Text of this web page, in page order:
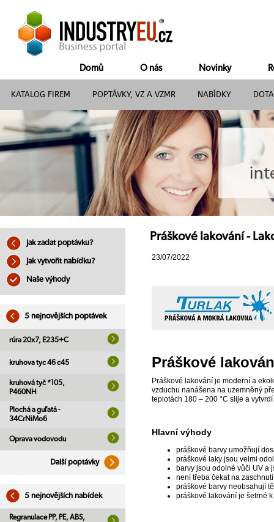
Domů O nás Novinky
KATALOG FIREM POPTÁVKY, VZ A VZMR NABÍDKY
Jak zadat poptávku?
Jak vytvořit nabídku?
Naše výhody
5 nejnovějších poptávek
rúra 20x7, E235+C
kruhova tyc 46 c45
kruhová tyč *105,
P460NH
Plochá a guľatá -
34CrNiMo6
Oprava vodovodu
Další poptávky
5 nejnovějších nabídek
Regranulace PP, PE, ABS,
Práškové lakování -
23/07/2022
Práškové
Práškové lakování je moderní a
vzduchu nanášena na uzemněný
teplotách 180 – 200 °C slije a
Hlavní výhody
práškové barvy umožňují
práškové laky jsou velmi
barvy jsou odolné vůči UV a
není třeba čekat na
práškové barvy neobsahují
práškové lakování je šetrné